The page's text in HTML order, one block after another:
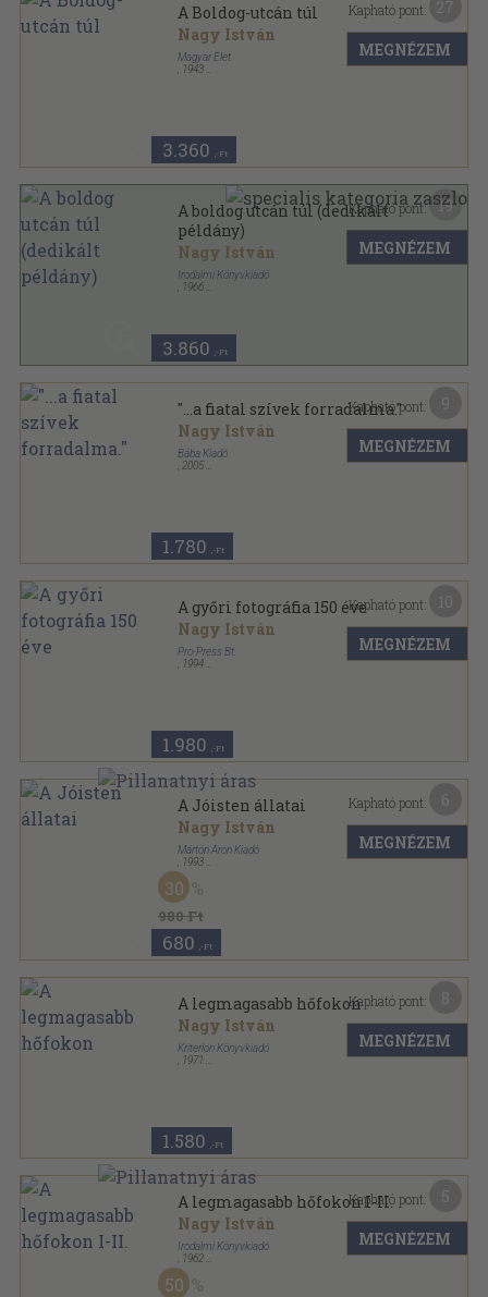
A Boldog-utcán túl
Nagy István
Magyar Élet
1943
3.360 ,-Ft
Kapható pont:
MEGNÉZEM
A boldog utcán túl (dedikált
példány)
Nagy István
Irodalmi Könyvkiadó
1966
3.860 ,-Ft
Kapható pont: 19
MEGNÉZEM
"...a fiatal szívek forradalma."
Nagy István
Bába Kiadó
2005
1.780 ,-Ft
Kapható pont:
MEGNÉZEM
A győri fotográfia 150 éve
Nagy István
Pro-Press Bt.
1994
1.980 ,-Ft
Kapható pont:
MEGNÉZEM
A Jóisten állatai
Nagy István
Márton Áron Kiadó
1993
Ragasztott papírkötés
980 Ft
30
680 ,-Ft
Kapható pont:
MEGNÉZEM
A legmagasabb hőfokon
Nagy István
Kriterion Könyvkiadó
1971
1.580 ,-Ft
Kapható pont:
MEGNÉZEM
A legmagasabb hőfokon I-II.
Nagy István
Irodalmi Könyvkiadó
1962
Varrott papírkötés
50
Kapható pont:
MEGNÉZEM